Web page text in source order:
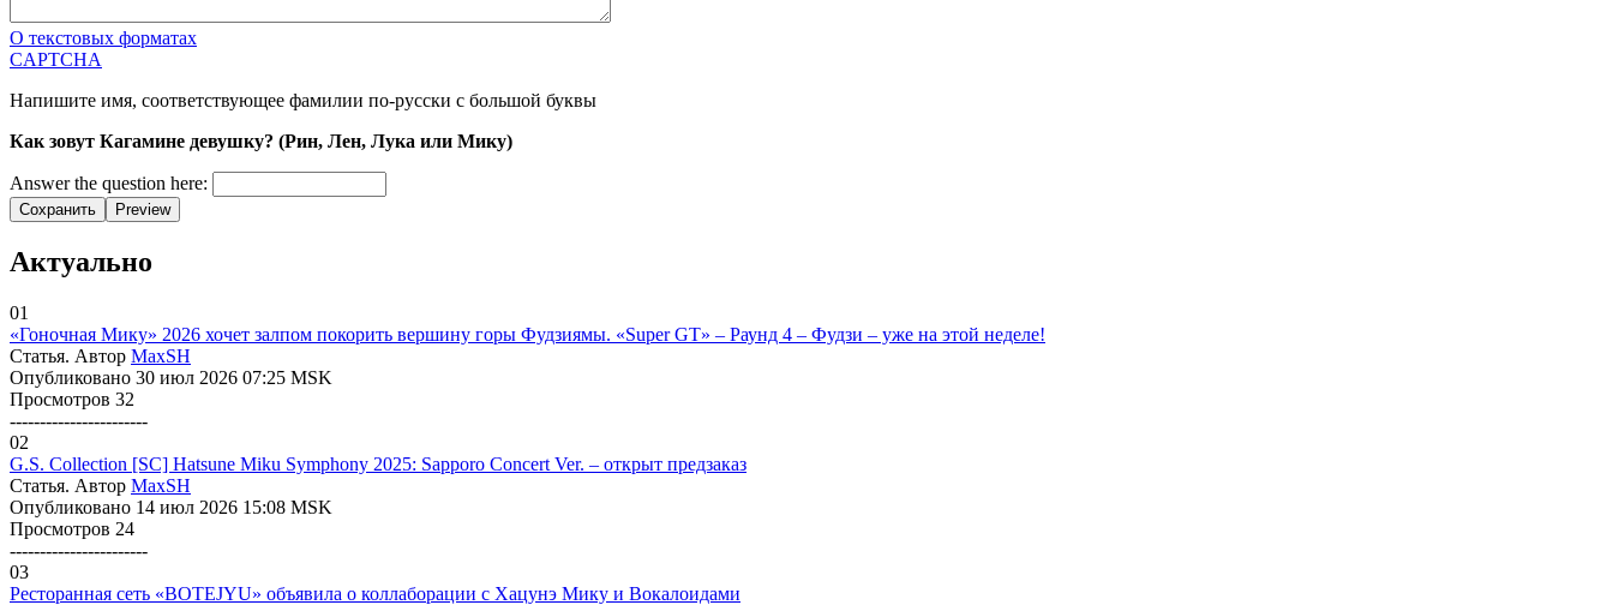
О текстовых форматах
CAPTCHA
Напишите имя, соответствующее фамилии по-русски с большой буквы
Как зовут Кагамине девушку? (Рин, Лен, Лука или Мику)
Answer the question here:
Сохранить Preview
Актуально
01
«Гоночная Мику» 2026 хочет залпом покорить вершину горы Фудзиямы. «Super GT» – Раунд 4 – Фудзи – уже на этой неделе!
Статья. Автор MaxSH
Опубликовано 30 июл 2026 07:25 MSK
Просмотров 32
-----------------------
02
G.S. Collection [SC] Hatsune Miku Symphony 2025: Sapporo Concert Ver. – открыт предзаказ
Статья. Автор MaxSH
Опубликовано 14 июл 2026 15:08 MSK
Просмотров 24
-----------------------
03
Ресторанная сеть «BOTEJYU» объявила о коллаборации с Хацунэ Мику и Вокалоидами